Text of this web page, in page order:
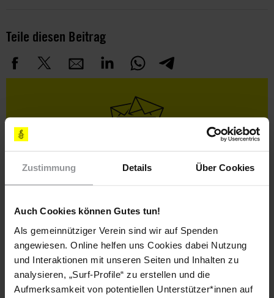
Zustimmung Details Über Cookies
Auch Cookies können Gutes tun!
Als gemeinnütziger Verein sind wir auf Spenden
angewiesen. Online helfen uns Cookies dabei Nutzung
und Interaktionen mit unseren Seiten und Inhalten zu
analysieren, „Surf-Profile“ zu erstellen und die
Aufmerksamkeit von potentiellen Unterstützer*innen auf
Teile diesen Beitrag
Bleib informiert
Header
Text
Abonniere den Amnesty-Newsletter und mach dich
für die Menschenrechte stark!
Vorname
Nachname
E-
Mail